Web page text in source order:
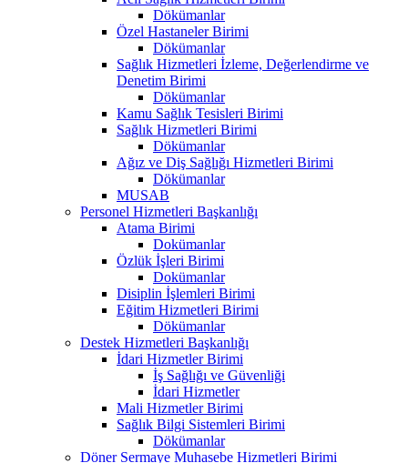
Dökümanlar
Özel Hastaneler Birimi
Dökümanlar
Sağlık Hizmetleri İzleme, Değerlendirme ve
Denetim Birimi
Dökümanlar
Kamu Sağlık Tesisleri Birimi
Sağlık Hizmetleri Birimi
Dökümanlar
Ağız ve Diş Sağlığı Hizmetleri Birimi
Dökümanlar
MUSAB
Personel Hizmetleri Başkanlığı
Atama Birimi
Dokümanlar
Özlük İşleri Birimi
Dokümanlar
Disiplin İşlemleri Birimi
Eğitim Hizmetleri Birimi
Dökümanlar
Destek Hizmetleri Başkanlığı
İdari Hizmetler Birimi
İş Sağlığı ve Güvenliği
İdari Hizmetler
Mali Hizmetler Birimi
Sağlık Bilgi Sistemleri Birimi
Dökümanlar
Döner Sermaye Muhasebe Hizmetleri Birimi